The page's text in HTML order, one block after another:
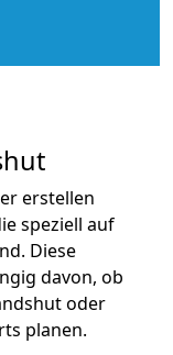
erstellen
speziell auf
Diese
davon, ob
oder
planen.